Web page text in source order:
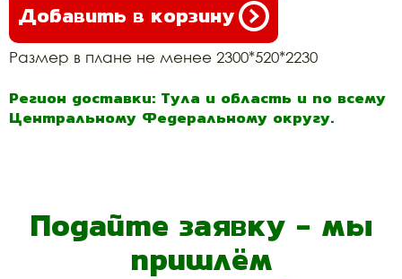
Добавить в корзину
Размер в плане не менее 2300*520*2230
Регион доставки: Тула и область и по всему
Центральному Федеральному округу.
Подайте заявку - мы
пришлём